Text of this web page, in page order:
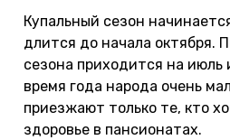
Купальный сезон
длится до начала октября.
сезона приходится на июль
время года народа очень
приезжают только те, кто
здоровье в пансионатах.